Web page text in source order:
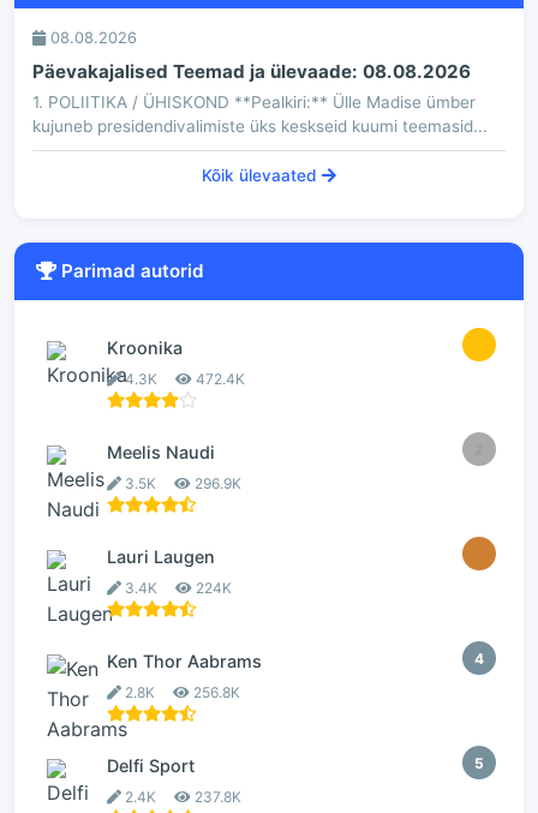
08.08.2026
Päevakajalised Teemad ja ülevaade: 08.08.2026
1. POLIITIKA / ÜHISKOND **Pealkiri:** Ülle Madise ümber
kujuneb presidendivalimiste üks keskseid kuumi teemasid...
Kõik ülevaated
Parimad autorid
Kroonika
4.3K 472.4K
Meelis Naudi
3.5K 296.9K
Lauri Laugen
3.4K 224K
4
Ken Thor Aabrams
2.8K 256.8K
5
Delfi Sport
2.4K 237.8K